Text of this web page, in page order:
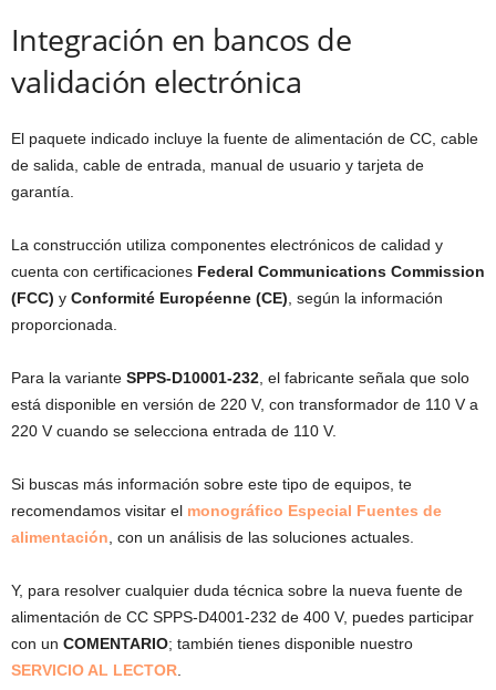
Integración en bancos de
validación electrónica
El paquete indicado incluye la fuente de alimentación de CC, cable
de salida, cable de entrada, manual de usuario y tarjeta de
garantía.
La construcción utiliza componentes electrónicos de calidad y
cuenta con certificaciones Federal Communications Commission
(FCC) y Conformité Européenne (CE) , según la información
proporcionada.
Para la variante SPPS-D10001-232 , el fabricante señala que solo
está disponible en versión de 220 V, con transformador de 110 V a
220 V cuando se selecciona entrada de 110 V.
Si buscas más información sobre este tipo de equipos, te
recomendamos visitar el monográfico Especial Fuentes de
alimentación , con un análisis de las soluciones actuales.
Y, para resolver cualquier duda técnica sobre la nueva fuente de
alimentación de CC SPPS-D4001-232 de 400 V, puedes participar
con un COMENTARIO; también tienes disponible nuestro
SERVICIO AL LECTOR